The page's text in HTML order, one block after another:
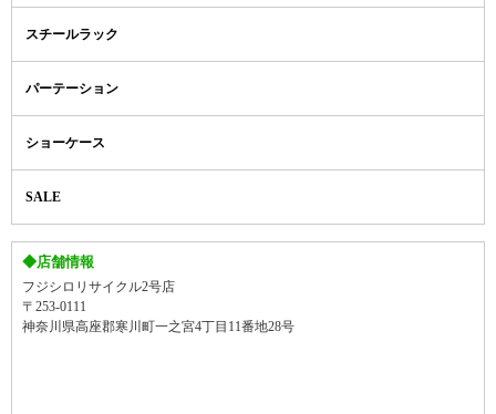
スチールラック
パーテーション
ショーケース
SALE
◆店舗情報
フジシロリサイクル2号店
〒253-0111
神奈川県高座郡寒川町一之宮4丁目11番地28号